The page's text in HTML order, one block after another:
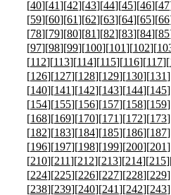
[40][41][42][43][44][45][46][47
[59][60][61][62][63][64][65][66
[78][79][80][81][82][83][84][85
[97][98][99][100][101][102][
[112][113][114][115][116][117][
[126][127][128][129][130][131
[140][141][142][143][144][145
[154][155][156][157][158][159
[168][169][170][171][172][173
[182][183][184][185][186][187
[196][197][198][199][200][201
[210][211][212][213][214][215
[224][225][226][227][228][229
[238][239][240][241][242][243